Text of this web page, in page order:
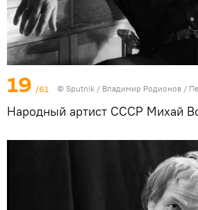
19 /61 © Sputnik / Владимир Родионов /
Народный артист СССР Михай